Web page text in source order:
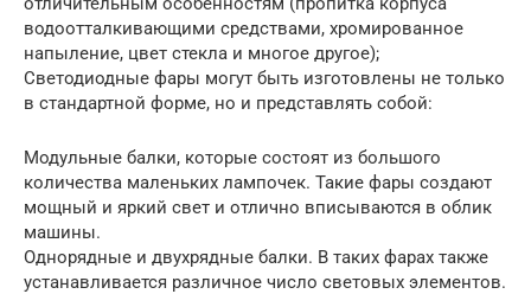
водоотталкивающими средствами, хромированное
напыление, цвет стекла и многое другое);
Светодиодные фары могут быть изготовлены не только
в стандартной форме, но и представлять собой:
Модульные балки, которые состоят из большого
количества маленьких лампочек. Такие фары создают
мощный и яркий свет и отлично вписываются в облик
машины.
Однорядные и двухрядные балки. В таких фарах также
устанавливается различное число световых элементов.